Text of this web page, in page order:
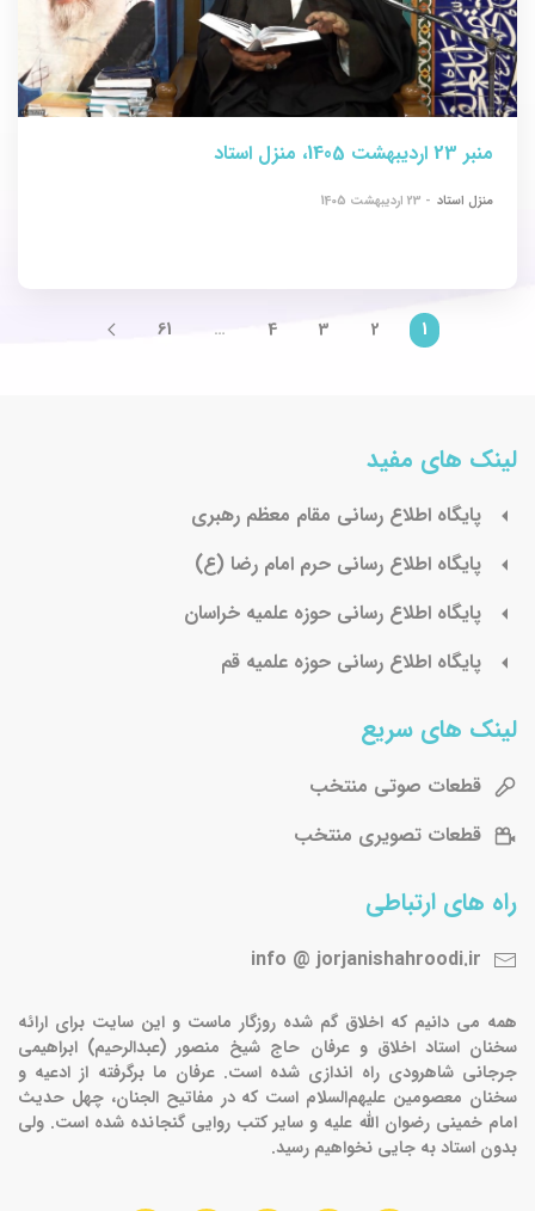
منبر 23 اردیبهشت 1405، منزل استاد
منزل استاد - 23 ارديبهشت 1405
1
2
3
4
…
61
لینک های مفید
پايگاه اطلاع رسانی مقام معظم رهبری
پایگاه اطلاع رسانی حرم امام رضا (ع)
پایگاه اطلاع رسانی حوزه علمیه خراسان
پایگاه اطلاع رسانی حوزه علمیه قم
لینک های سریع
قطعات صوتی منتخب
قطعات تصویری منتخب
راه های ارتباطی
info @ jorjanishahroodi.ir
همه می دانیم که اخلاق گم شده روزگار ماست و این سایت برای ارائه
سخنان استاد اخلاق و عرفان حاج شیخ منصور (عبدالرحیم) ابراهیمی
جرجانی شاهرودی راه اندازی شده است. عرفان ما برگرفته از ادعیه و
سخنان معصومین علیهم‌السلام است که در مفاتیح الجنان، چهل حدیث
امام خمینی رضوان الله علیه و سایر کتب روایی گنجانده شده است. ولی
بدون استاد به جایی نخواهیم رسید.